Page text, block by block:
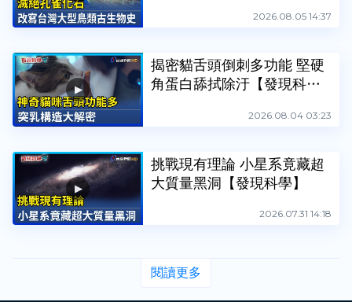
2026.08.05 14:37
揭密貓舌頭倒刺多功能 堅硬
角蛋白舔拭除汙【發現科
2026.08.04 03:23
挑戰現有理論 小星系竟藏超
大質量黑洞【發現科學】
2026.07.31 14:18
閱讀更多